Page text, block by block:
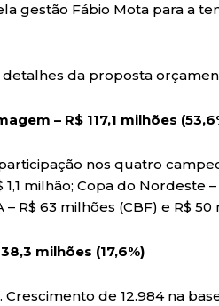
gestão Fábio Mota para a
da proposta
– R$ 117,1 milhões
nos quatro
milhão; Copa do Nordeste
R$ 63 milhões (CBF) e R$
milhões (17,6%)
de 12.984 na